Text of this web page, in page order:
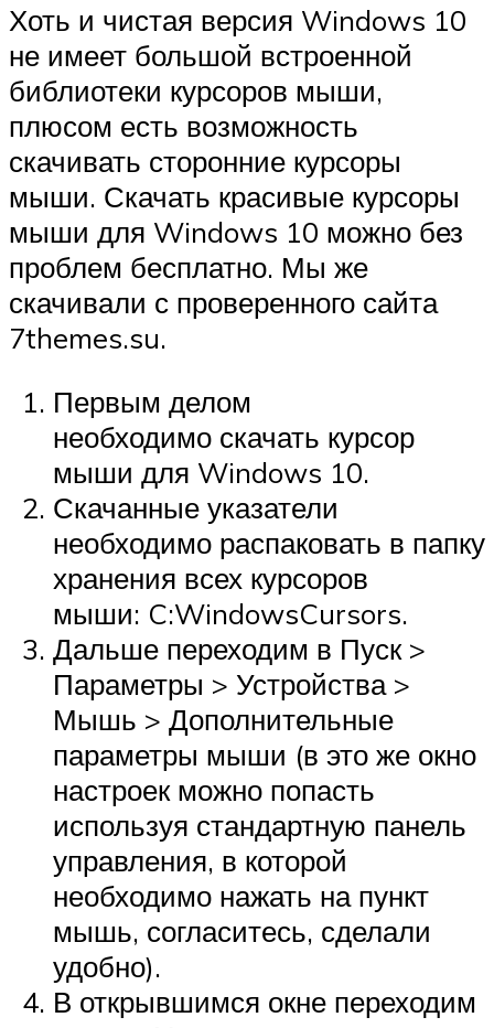
Хоть и чистая версия Windows 10
не имеет большой встроенной
библиотеки курсоров мыши,
плюсом есть возможность
скачивать сторонние курсоры
мыши. Скачать красивые курсоры
мыши для Windows 10 можно без
проблем бесплатно. Мы же
скачивали с проверенного сайта
7themes.su.
Первым делом
необходимо скачать курсор
мыши для Windows 10.
Скачанные указатели
необходимо распаковать в папку
хранения всех курсоров
мыши: C:WindowsCursors.
Дальше переходим в Пуск >
Параметры > Устройства >
Мышь > Дополнительные
параметры мыши (в это же окно
настроек можно попасть
используя стандартную панель
управления, в которой
необходимо нажать на пункт
мышь, согласитесь, сделали
удобно).
В открывшимся окне переходим